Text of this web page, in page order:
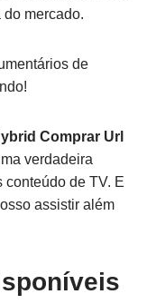
mercado.
de
Comprar Url
verdadeira
conteúdo de TV. E
assistir além